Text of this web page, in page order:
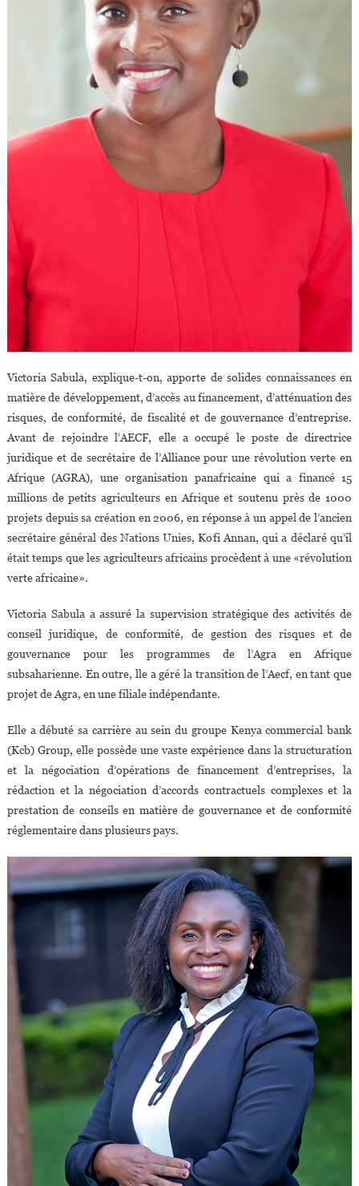
Victoria Sabula, explique-t-on, apporte de solides connaissances en
matière de développement, d’accès au financement, d’atténuation des
risques, de conformité, de fiscalité et de gouvernance d’entreprise.
Avant de rejoindre l’AECF, elle a occupé le poste de directrice
juridique et de secrétaire de l’Alliance pour une révolution verte en
Afrique (AGRA), une organisation panafricaine qui a financé 15
millions de petits agriculteurs en Afrique et soutenu près de 1000
projets depuis sa création en 2006, en réponse à un appel de l’ancien
secrétaire général des Nations Unies, Kofi Annan, qui a déclaré qu’il
était temps que les agriculteurs africains procèdent à une «révolution
verte africaine».
Victoria Sabula a assuré la supervision stratégique des activités de
conseil juridique, de conformité, de gestion des risques et de
gouvernance pour les programmes de l’Agra en Afrique
subsaharienne. En outre, lle a géré la transition de l’Aecf, en tant que
projet de Agra, en une filiale indépendante.
Elle a débuté sa carrière au sein du groupe Kenya commercial bank
(Kcb) Group, elle possède une vaste expérience dans la structuration
et la négociation d’opérations de financement d’entreprises, la
rédaction et la négociation d’accords contractuels complexes et la
prestation de conseils en matière de gouvernance et de conformité
réglementaire dans plusieurs pays.